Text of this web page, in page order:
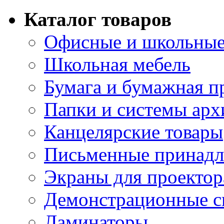
Каталог товаров
Офисные и
Школьная мебель
Бумага и бумажная
Папки и системы
Канцелярские товары
Письменные
Экраны для
Демонстрационные